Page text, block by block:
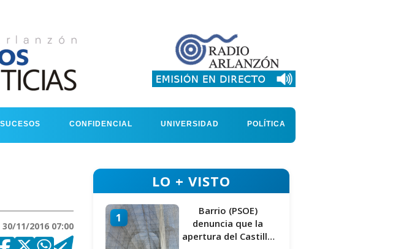
SUCESOS CONFIDENCIAL UNIVERSIDAD POLÍTICA
30/11/2016 07:00
LO + VISTO
1
Barrio (PSOE)
denuncia que la
apertura del Castillo